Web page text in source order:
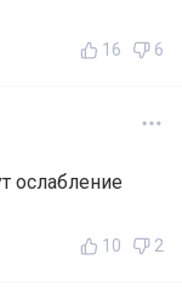
16 6
ослабление
10 2